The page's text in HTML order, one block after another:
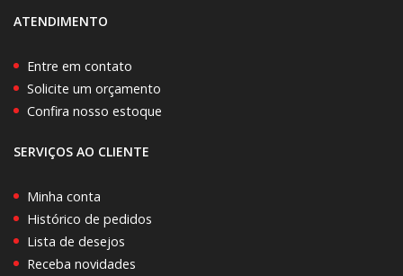
ATENDIMENTO
Entre em contato
Solicite um orçamento
Confira nosso estoque
SERVIÇOS AO CLIENTE
Minha conta
Histórico de pedidos
Lista de desejos
Receba novidades